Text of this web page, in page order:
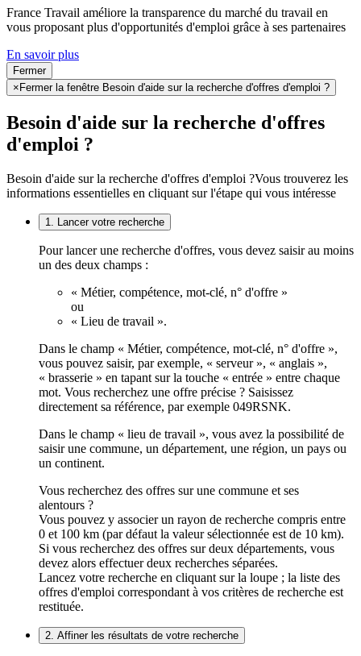
France Travail améliore la transparence du marché du travail en
vous proposant plus d'opportunités d'emploi grâce à ses partenaires
En savoir plus
Fermer
× Fermer la fenêtre Besoin d'aide sur la recherche d'offres d'emploi ?
Besoin d'aide sur la recherche d'offres
d'emploi ?
Besoin d'aide sur la recherche d'offres d'emploi ?Vous trouverez les
informations essentielles en cliquant sur l'étape qui vous intéresse
1. Lancer votre recherche
Pour lancer une recherche d'offres, vous devez saisir au moins
un des deux champs :
« Métier, compétence, mot-clé, n° d'offre »
ou
« Lieu de travail ».
Dans le champ « Métier, compétence, mot-clé, n° d'offre »,
vous pouvez saisir, par exemple, « serveur », « anglais »,
« brasserie » en tapant sur la touche « entrée » entre chaque
mot. Vous recherchez une offre précise ? Saisissez
directement sa référence, par exemple 049RSNK.
Dans le champ « lieu de travail », vous avez la possibilité de
saisir une commune, un département, une région, un pays ou
un continent.
Vous recherchez des offres sur une commune et ses
alentours ?
Vous pouvez y associer un rayon de recherche compris entre
0 et 100 km (par défaut la valeur sélectionnée est de 10 km).
Si vous recherchez des offres sur deux départements, vous
devez alors effectuer deux recherches séparées.
Lancez votre recherche en cliquant sur la loupe ; la liste des
offres d'emploi correspondant à vos critères de recherche est
restituée.
2. Affiner les résultats de votre recherche